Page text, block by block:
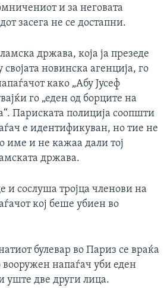
и за неговата
засега не се достапни.
држава, која ја презеде
својата новинска агенција, го
како „Абу Јусеф
го „еден од борците на
Париската полиција соопшти
е идентификуван, но тие не
име и не кажаа дали тој
држава.
и сослуша тројца членови на
кој беше убиен во
булевар во Париз се враќа
напаѓач уби еден
уште две други лица.